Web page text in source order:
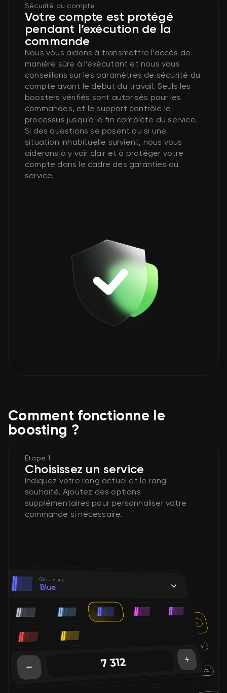
Sécurité du compte
Votre compte est protégé
pendant l’exécution de la
commande
Nous vous aidons à transmettre l’accès de
manière sûre à l’exécutant et nous vous
conseillons sur les paramètres de sécurité du
compte avant le début du travail. Seuls les
boosters vérifiés sont autorisés pour les
commandes, et le support contrôle le
processus jusqu’à la fin complète du service.
Si des questions se posent ou si une
situation inhabituelle survient, nous vous
aiderons à y voir clair et à protéger votre
compte dans le cadre des garanties du
service.
Comment fonctionne le
boosting ?
Étape 1
Choisissez un service
Indiquez votre rang actuel et le rang
souhaité. Ajoutez des options
supplémentaires pour personnaliser votre
commande si nécessaire.